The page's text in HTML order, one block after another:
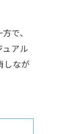
で、
アル
しなが